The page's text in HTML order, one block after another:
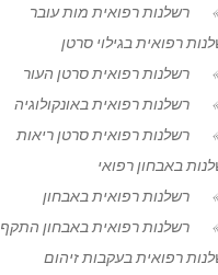
רשלנות רפואית מות עובר
רפואית בגילוי סרטן
רשלנות רפואית סרטן העור
רשלנות רפואית באונקולוגיה
רשלנות רפואית סרטן ריאות
באבחון רפואי
רשלנות רפואית באבחון
רשלנות רפואית באבחון
רפואית בעקבות זיהום